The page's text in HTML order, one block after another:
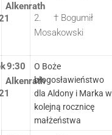
Alkenrath
2. † Bogumił
Mosakowski
9:30
Alkenrath
O Boże
błogosławieństwo
dla Aldony i Marka w
kolejną rocznicę
małżeństwa